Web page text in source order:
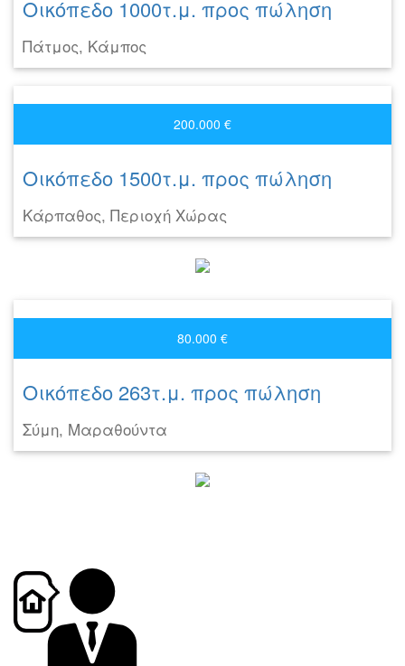
Οικόπεδο 1000τ.μ. προς πώληση
Πάτμος, Κάμπος
200.000 €
Οικόπεδο 1500τ.μ. προς πώληση
Κάρπαθος, Περιοχή Χώρας
80.000 €
Οικόπεδο 263τ.μ. προς πώληση
Σύμη, Μαραθούντα